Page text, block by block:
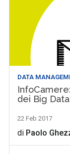
DATA
dei Big Data
22 Feb 2017
di Paolo